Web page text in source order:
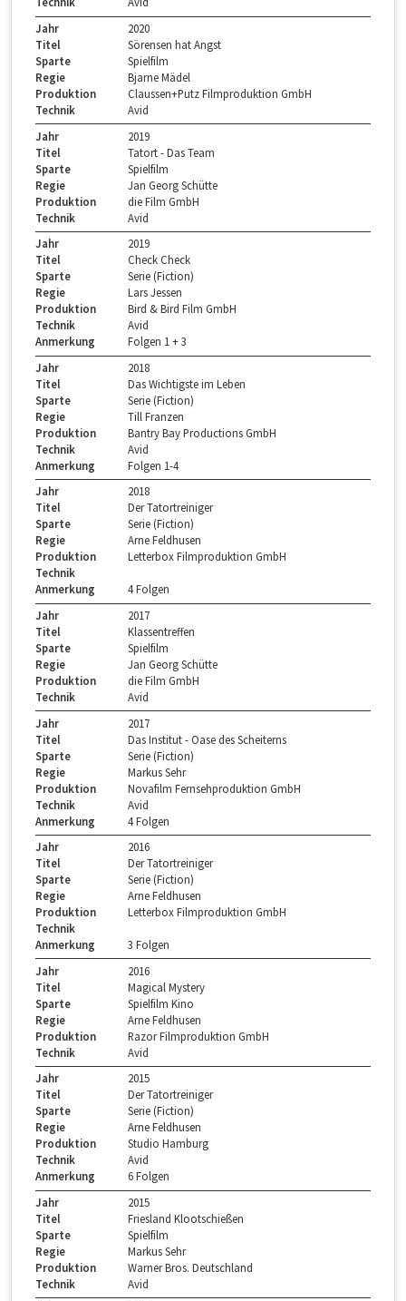
Jahr
2020
Titel
Sörensen hat Angst
Sparte
Spielfilm
Regie
Bjarne Mädel
Produktion
Claussen+Putz Filmproduktion GmbH
Technik
Avid
Jahr
2019
Titel
Tatort - Das Team
Sparte
Spielfilm
Regie
Jan Georg Schütte
Produktion
die Film GmbH
Technik
Avid
Jahr
2019
Titel
Check Check
Sparte
Serie (Fiction)
Regie
Lars Jessen
Produktion
Bird & Bird Film GmbH
Technik
Avid
Anmerkung
Folgen 1 + 3
Jahr
2018
Titel
Das Wichtigste im Leben
Sparte
Serie (Fiction)
Regie
Till Franzen
Produktion
Bantry Bay Productions GmbH
Technik
Avid
Anmerkung
Folgen 1-4
Jahr
2018
Titel
Der Tatortreiniger
Sparte
Serie (Fiction)
Regie
Arne Feldhusen
Produktion
Letterbox Filmproduktion GmbH
Technik
Anmerkung
4 Folgen
Jahr
2017
Titel
Klassentreffen
Sparte
Spielfilm
Regie
Jan Georg Schütte
Produktion
die Film GmbH
Technik
Avid
Jahr
2017
Titel
Das Institut - Oase des Scheiterns
Sparte
Serie (Fiction)
Regie
Markus Sehr
Produktion
Novafilm Fernsehproduktion GmbH
Technik
Avid
Anmerkung
4 Folgen
Jahr
2016
Titel
Der Tatortreiniger
Sparte
Serie (Fiction)
Regie
Arne Feldhusen
Produktion
Letterbox Filmproduktion GmbH
Technik
Anmerkung
3 Folgen
Jahr
2016
Titel
Magical Mystery
Sparte
Spielfilm Kino
Regie
Arne Feldhusen
Produktion
Razor Filmproduktion GmbH
Technik
Avid
Jahr
2015
Titel
Der Tatortreiniger
Sparte
Serie (Fiction)
Regie
Arne Feldhusen
Produktion
Studio Hamburg
Technik
Avid
Anmerkung
6 Folgen
Jahr
2015
Titel
Friesland Klootschießen
Sparte
Spielfilm
Regie
Markus Sehr
Produktion
Warner Bros. Deutschland
Technik
Avid